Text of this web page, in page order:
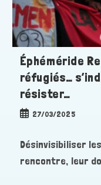
Éphéméride
réfugiés…
résister…
Publication
27/03/2025
Désinvisibiliser
rencontre, leur